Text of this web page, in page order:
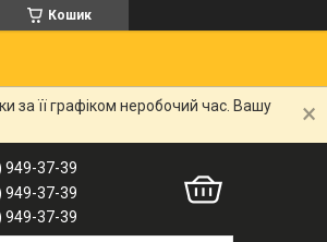
Кошик
за її графіком неробочий час. Вашу
949-37-39
949-37-39
949-37-39